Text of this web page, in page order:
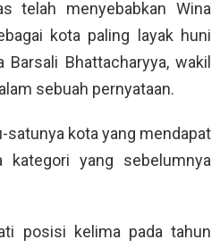
telah menyebabkan Wina
kota paling layak huni
Bhattacharyya, wakil
sebuah pernyataan.
satunya kota yang mendapat
kategori yang sebelumnya
posisi kelima pada tahun